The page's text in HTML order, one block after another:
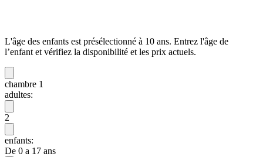
L'âge des enfants est présélectionné à 10 ans. Entrez l'âge de
l’enfant et vérifiez la disponibilité et les prix actuels.
chambre 1
adultes:
2
enfants:
De 0 a 17 ans